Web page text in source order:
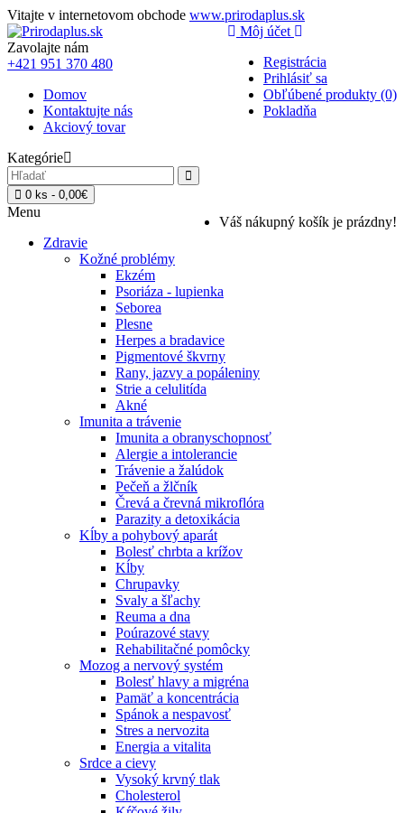
Vitajte v internetovom obchode www.prirodaplus.sk
Môj účet
Registrácia
Prihlásiť sa
Obľúbené produkty (0)
Pokladňa
Zavolajte nám
+421 951 370 480
Domov
Kontaktujte nás
Akciový tovar
Kategórie
0 ks - 0,00€
Váš nákupný košík je prázdny!
Menu
Zdravie
Kožné problémy
Ekzém
Psoriáza - lupienka
Seborea
Plesne
Herpes a bradavice
Pigmentové škvrny
Rany, jazvy a popáleniny
Strie a celulitída
Akné
Imunita a trávenie
Imunita a obranyschopnosť
Alergie a intolerancie
Trávenie a žalúdok
Pečeň a žlčník
Črevá a črevná mikroflóra
Parazity a detoxikácia
Kĺby a pohybový aparát
Bolesť chrbta a krížov
Kĺby
Chrupavky
Svaly a šľachy
Reuma a dna
Poúrazové stavy
Rehabilitačné pomôcky
Mozog a nervový systém
Bolesť hlavy a migréna
Pamäť a koncentrácia
Spánok a nespavosť
Stres a nervozita
Energia a vitalita
Srdce a cievy
Vysoký krvný tlak
Cholesterol